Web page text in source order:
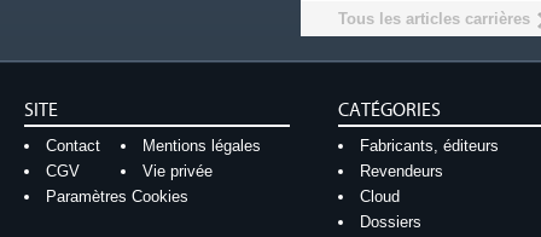
Tous les articles carrières
SITE
Contact
Mentions légales
CGV
Vie privée
Paramètres Cookies
CATÉGORIES
Fabricants, éditeurs
Revendeurs
Cloud
Dossiers